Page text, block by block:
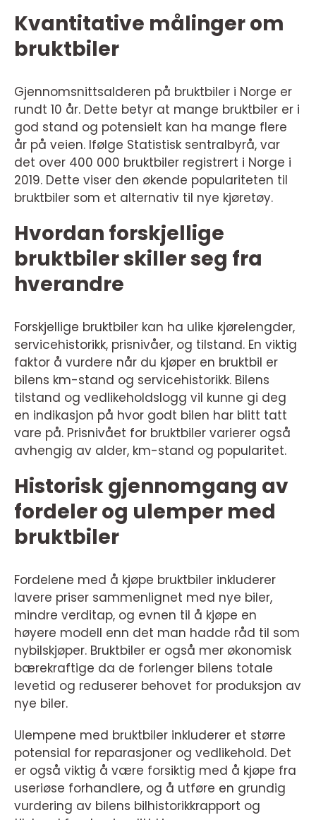
Kvantitative målinger om
bruktbiler
Gjennomsnittsalderen på bruktbiler i Norge er
rundt 10 år. Dette betyr at mange bruktbiler er i
god stand og potensielt kan ha mange flere
år på veien. Ifølge Statistisk sentralbyrå, var
det over 400 000 bruktbiler registrert i Norge i
2019. Dette viser den økende populariteten til
bruktbiler som et alternativ til nye kjøretøy.
Hvordan forskjellige
bruktbiler skiller seg fra
hverandre
Forskjellige bruktbiler kan ha ulike kjørelengder,
servicehistorikk, prisnivåer, og tilstand. En viktig
faktor å vurdere når du kjøper en bruktbil er
bilens km-stand og servicehistorikk. Bilens
tilstand og vedlikeholdslogg vil kunne gi deg
en indikasjon på hvor godt bilen har blitt tatt
vare på. Prisnivået for bruktbiler varierer også
avhengig av alder, km-stand og popularitet.
Historisk gjennomgang av
fordeler og ulemper med
bruktbiler
Fordelene med å kjøpe bruktbiler inkluderer
lavere priser sammenlignet med nye biler,
mindre verditap, og evnen til å kjøpe en
høyere modell enn det man hadde råd til som
nybilskjøper. Bruktbiler er også mer økonomisk
bærekraftige da de forlenger bilens totale
levetid og reduserer behovet for produksjon av
nye biler.
Ulempene med bruktbiler inkluderer et større
potensial for reparasjoner og vedlikehold. Det
er også viktig å være forsiktig med å kjøpe fra
useriøse forhandlere, og å utføre en grundig
vurdering av bilens bilhistorikkrapport og